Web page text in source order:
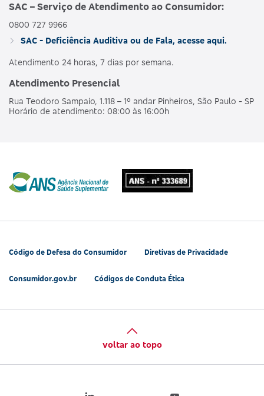
SAC – Serviço de Atendimento ao Consumidor:
0800 727 9966
SAC - Deficiência Auditiva ou de Fala, acesse aqui.
Atendimento 24 horas, 7 dias por semana.
Atendimento Presencial
Rua Teodoro Sampaio, 1.118 – 1º andar Pinheiros, São Paulo - SP
Horário de atendimento: 08:00 às 16:00h
Código de Defesa do Consumidor Diretivas de Privacidade
Consumidor.gov.br Códigos de Conduta Ética
voltar ao topo